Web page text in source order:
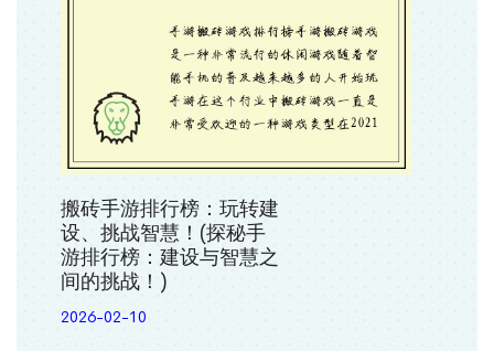
搬砖手游排行榜：玩转建
设、挑战智慧！(探秘手
游排行榜：建设与智慧之
间的挑战！)
2026-02-10